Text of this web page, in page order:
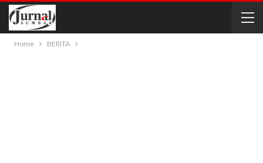
Home BERITA